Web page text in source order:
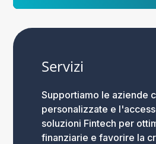
Servizi
Supportiamo le aziende
personalizzate e
soluzioni Fintech per
finanziarie e favorire la